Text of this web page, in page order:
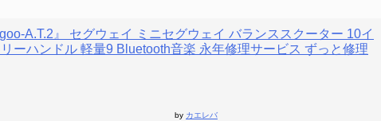
A.T.2』 セグウェイ ミニセグウェイ バランススクーター 10イ
ーハンドル 軽量9 Bluetooth音楽 永年修理サービス ずっと修理
by カエレバ